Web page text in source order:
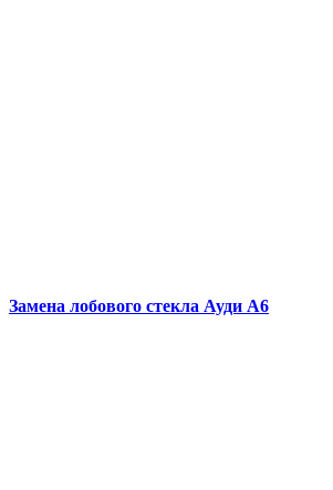
Замена лобового стекла Ауди А6